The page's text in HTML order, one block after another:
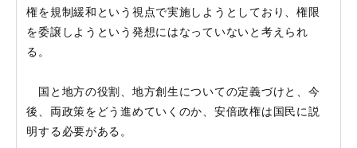
権を規制緩和という視点で実施しようとしており、権限
を委譲しようという発想にはなっていないと考えられ
る。
国と地方の役割、地方創生についての定義づけと、今
後、両政策をどう進めていくのか、安倍政権は国民に説
明する必要がある。